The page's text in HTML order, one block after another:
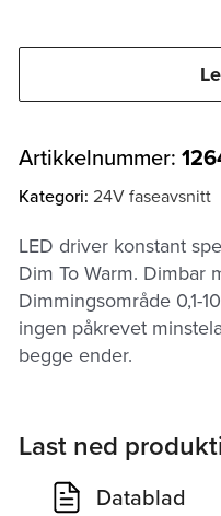
Artikkelnummer:
Kategori:24V faseavsnitt
LED driver konstant
Dim To Warm. Dimbar
Dimmingsområde 0,1-
ingen påkrevet
begge ender.
Last ned
Datablad